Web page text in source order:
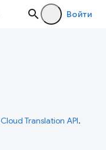
Войти
Cloud Translation API.